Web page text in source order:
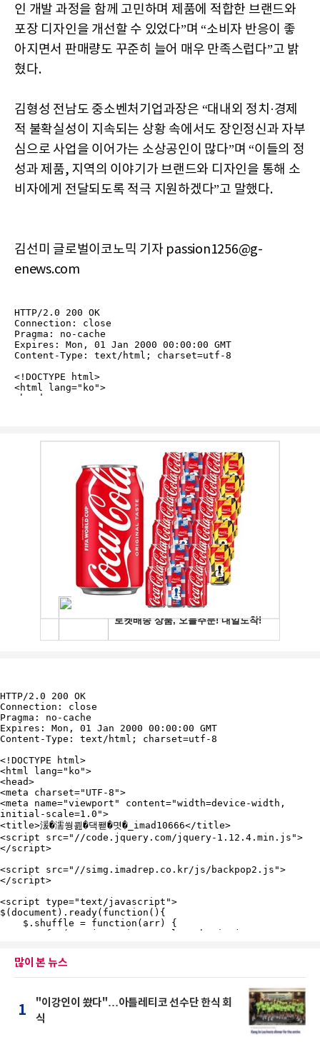
인 개발 과정을 함께 고민하며 제품에 적합한 브랜드와
포장 디자인을 개선할 수 있었다”며 “소비자 반응이 좋
아지면서 판매량도 꾸준히 늘어 매우 만족스럽다”고 밝
혔다.
김형성 전남도 중소벤처기업과장은 “대내외 정치·경제
적 불확실성이 지속되는 상황 속에서도 장인정신과 자부
심으로 사업을 이어가는 소상공인이 많다”며 “이들의 정
성과 제품, 지역의 이야기가 브랜드와 디자인을 통해 소
비자에게 전달되도록 적극 지원하겠다”고 말했다.
김선미 글로벌이코노믹 기자 passion1256@g-
enews.com
많이 본 뉴스
1
"이강인이 쐈다"…아틀레티코 선수단 한식 회
식